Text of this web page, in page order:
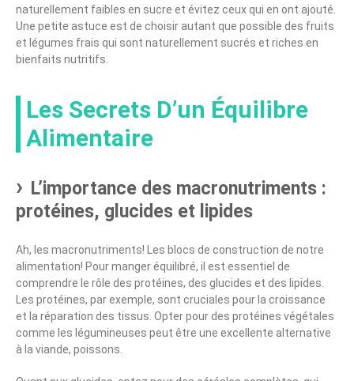
naturellement faibles en sucre et évitez ceux qui en ont ajouté.
Une petite astuce est de choisir autant que possible des fruits
et légumes frais qui sont naturellement sucrés et riches en
bienfaits nutritifs.
Les Secrets D’un Équilibre
Alimentaire
L’importance des macronutriments :
protéines, glucides et lipides
Ah, les macronutriments! Les blocs de construction de notre
alimentation! Pour manger équilibré, il est essentiel de
comprendre le rôle des protéines, des glucides et des lipides.
Les protéines, par exemple, sont cruciales pour la croissance
et la réparation des tissus. Opter pour des protéines végétales
comme les légumineuses peut être une excellente alternative
à la viande, poissons.